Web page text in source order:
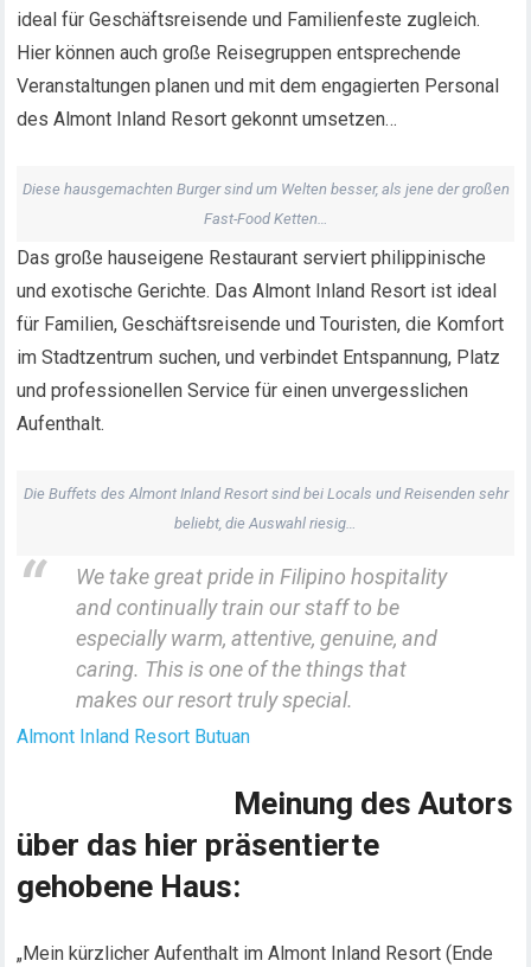
ideal für Geschäftsreisende und Familienfeste zugleich.
Hier können auch große Reisegruppen entsprechende
Veranstaltungen planen und mit dem engagierten Personal
des Almont Inland Resort gekonnt umsetzen…
Diese hausgemachten Burger sind um Welten besser, als jene der großen
Fast-Food Ketten…
Das große hauseigene Restaurant serviert philippinische
und exotische Gerichte. Das Almont Inland Resort ist ideal
für Familien, Geschäftsreisende und Touristen, die Komfort
im Stadtzentrum suchen, und verbindet Entspannung, Platz
und professionellen Service für einen unvergesslichen
Aufenthalt.
Die Buffets des Almont Inland Resort sind bei Locals und Reisenden sehr
beliebt, die Auswahl riesig…
We take great pride in Filipino hospitality
and continually train our staff to be
especially warm, attentive, genuine, and
caring. This is one of the things that
makes our resort truly special.
Almont Inland Resort Butuan
Meinung des Autors
über das hier präsentierte
gehobene Haus:
„Mein kürzlicher Aufenthalt im Almont Inland Resort (Ende